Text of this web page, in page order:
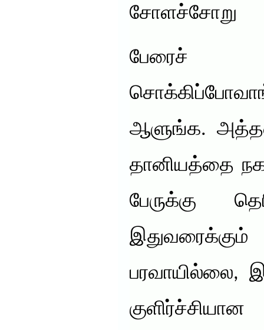
சோளச்சோறு
பேரைச்
ஆளுங்க.
தானியத்தை
பேருக்கு
பரவாயில்லை,